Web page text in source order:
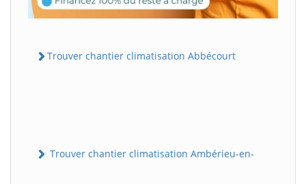
Trouver chantier climatisation Abbécourt
Trouver chantier climatisation Ambérieu-en-